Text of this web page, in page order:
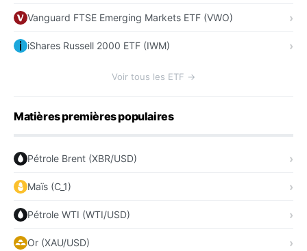
Vanguard FTSE Emerging Markets ETF (VWO)
iShares Russell 2000 ETF (IWM)
Voir tous les ETF →
Matières premières populaires
Pétrole Brent (XBR/USD)
Maïs (C_1)
Pétrole WTI (WTI/USD)
Or (XAU/USD)